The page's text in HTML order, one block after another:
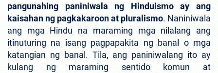
pangunahing paniniwala ng Hinduismo ay ang
kaisahan ng pagkakaroon at pluralismo. Naniniwala
ang mga Hindu na maraming mga nilalang ang
itinuturing na isang pagpapakita ng banal o mga
katangian ng banal. Tila, ang paniniwalang ito ay
kulang ng maraming sentido komun at